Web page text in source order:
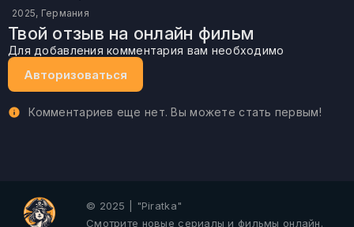
2025, Германия
Твой отзыв на онлайн фильм
Для добавления комментария вам необходимо
Авторизоваться
Комментариев еще нет. Вы можете стать первым!
© 2025 | "Piratka"
Смотрите новые сериалы и фильмы онлайн.